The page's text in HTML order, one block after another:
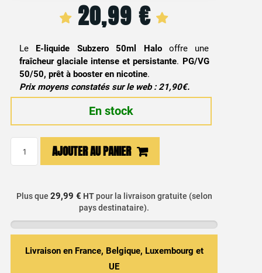
20,99 €
Le E-liquide Subzero 50ml Halooffre une
fraîcheur glaciale intense et persistante. PG/VG
50/50, prêt à booster en nicotine.
Prix moyens constatés sur le web : 21,90€.
En stock
Subzero
Halo
AJOUTER AU PANIER
Plus que 29,99 € HTpour la livraison gratuite (selon
pays destinataire).
Livraison en France, Belgique, Luxembourg et
UE